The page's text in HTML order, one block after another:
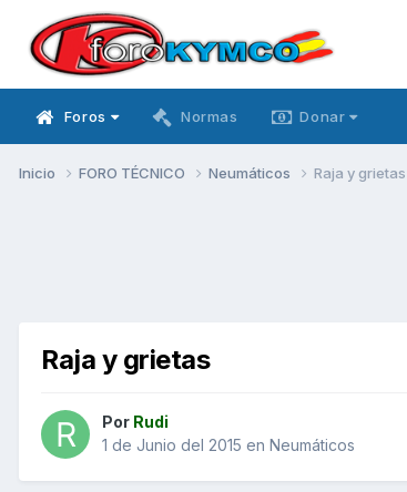
Foros Normas Donar
Inicio FORO TÉCNICO Neumáticos Raja y grietas
Raja y grietas
Por Rudi
1 de Junio del 2015 en Neumáticos